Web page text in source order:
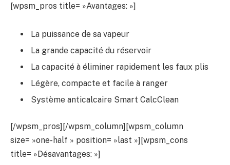
[wpsm_pros title= »Avantages: »]
La puissance de sa vapeur
La grande capacité du réservoir
La capacité à éliminer rapidement les faux plis
Légère, compacte et facile à ranger
Système anticalcaire Smart CalcClean
[/wpsm_pros][/wpsm_column][wpsm_column
size= »one-half » position= »last »][wpsm_cons
title= »Désavantages: »]